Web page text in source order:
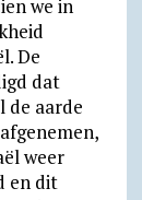
we in
De
dat
de aarde
weer
en dit